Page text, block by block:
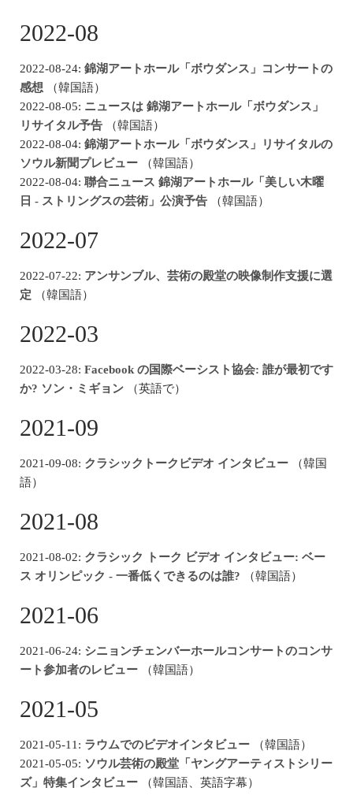
2022-08
2022-08-24: 錦湖アートホール「ボウダンス」コンサートの
感想 （韓国語）
2022-08-05: ニュースは 錦湖アートホール「ボウダンス」
リサイタル予告 （韓国語）
2022-08-04: 錦湖アートホール「ボウダンス」リサイタルの
ソウル新聞プレビュー （韓国語）
2022-08-04: 聯合ニュース 錦湖アートホール「美しい木曜
日 - ストリングスの芸術」公演予告 （韓国語）
2022-07
2022-07-22: アンサンブル、芸術の殿堂の映像制作支援に選
定 （韓国語）
2022-03
2022-03-28: Facebook の国際ベーシスト協会: 誰が最初です
か? ソン・ミギョン （英語で）
2021-09
2021-09-08: クラシックトークビデオ インタビュー （韓国
語）
2021-08
2021-08-02: クラシック トーク ビデオ インタビュー: ベー
ス オリンピック - 一番低くできるのは誰? （韓国語）
2021-06
2021-06-24: シニョンチェンバーホールコンサートのコンサ
ート参加者のレビュー （韓国語）
2021-05
2021-05-11: ラウムでのビデオインタビュー （韓国語）
2021-05-05: ソウル芸術の殿堂「ヤングアーティストシリー
ズ」特集インタビュー （韓国語、英語字幕）